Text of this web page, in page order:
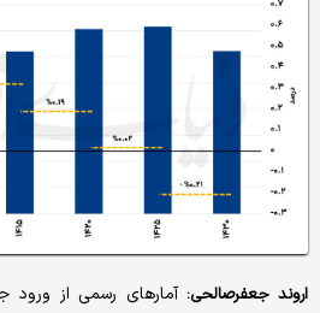
اروند جعفرصالحی:آمارهای رسمی از ورود